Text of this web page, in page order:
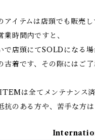
イテムは店頭でも販売し
時間内ですと、
店頭にてSOLDになる場
着です、その際にはご了
は全てメンテナンス済
のある方や、苦手な方は